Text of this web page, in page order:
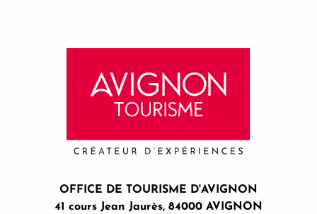
OFFICE DE TOURISME D'AVIGNON
41 cours Jean Jaurès, 84000 AVIGNON